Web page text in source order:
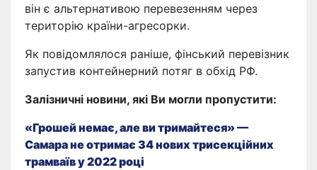
він є альтернативою перевезенням через
територію країни-агресорки.
Як повідомлялося раніше, фінський перевізник
запустив контейнерний потяг в обхід РФ.
Залізничні новини, які Ви могли пропустити:
«Грошей немає, але ви тримайтеся» —
Самара не отримає 34 нових трисекційних
трамваїв у 2022 році